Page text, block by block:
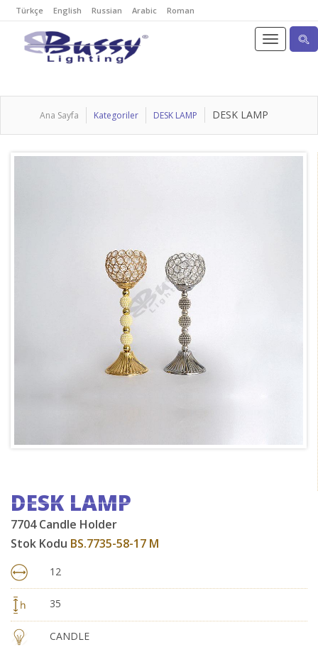
Türkçe English Russian Arabic Roman
Ana Sayfa Kategoriler DESK LAMP DESK LAMP
DESK LAMP
7704 Candle Holder
Stok Kodu BS.7735-58-17 M
12
35
CANDLE